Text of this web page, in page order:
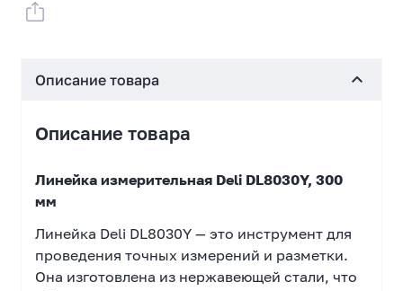
Описание товара
Описание товара
Линейка измерительная Deli DL8030Y, 300
мм
Линейка Deli DL8030Y — это инструмент для
проведения точных измерений и разметки.
Она изготовлена из нержавеющей стали, что